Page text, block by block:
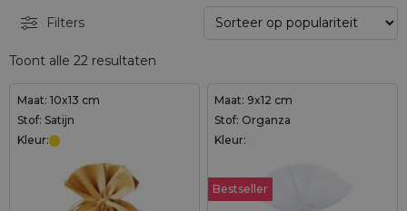
Filters
Toont alle 22 resultaten
Maat: 10x13 cm
Stof: Satijn
Kleur:
Maat: 9x12 cm
Stof: Organza
Kleur:
Bestseller